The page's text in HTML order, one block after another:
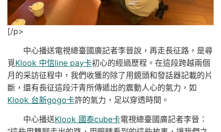
[/p>
中心播送電視總臺國廣記者李晉說，再走長征路，是尋
覓Klook 中信line pay卡初心的經過歷程。在這段跨越兩個
月的采訪征程中，我們收獲的除了用鏡頭和發話器記載的片
斷，還有長征這段汗青所傳遞出的震動人心的氣力，如
Klook 台新gogo卡許的氣力，足以穿透時間。
中心播送Klook 國泰cube卡電視總臺國廣記者李晉：